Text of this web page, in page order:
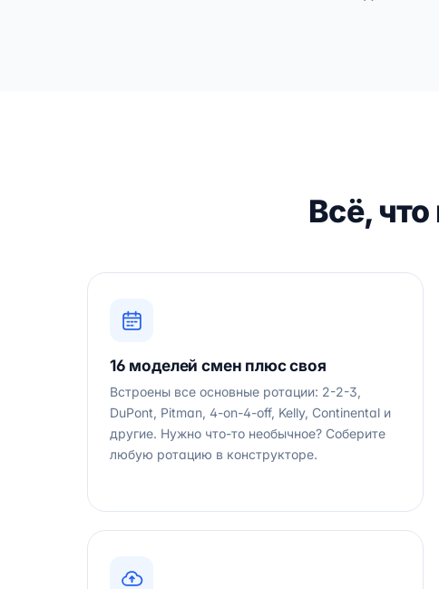
Всё,
16 моделей смен плюс своя
Встроены все основные ротации: 2-2-3,
DuPont, Pitman, 4-on-4-off, Kelly, Continental и
другие. Нужно что-то необычное? Соберите
любую ротацию в конструкторе.